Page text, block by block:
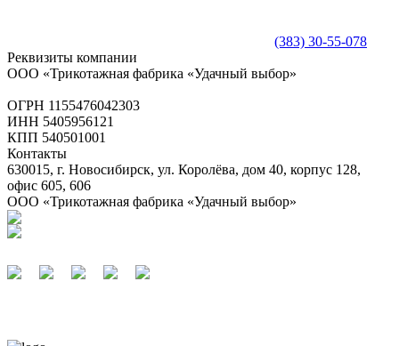
(383) 30-55-078
Реквизиты компании
ООО «Трикотажная фабрика «Удачный выбор»
ОГРН 1155476042303
ИНН 5405956121
КПП 540501001
Контакты
630015, г. Новосибирск, ул. Королёва, дом 40, корпус 128,
офис 605, 606
ООО «Трикотажная фабрика «Удачный выбор»